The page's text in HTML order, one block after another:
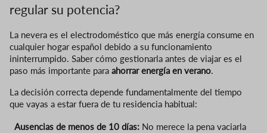
regular su potencia?
La nevera es el electrodoméstico que más energía consume en
cualquier hogar español debido a su funcionamiento
ininterrumpido. Saber cómo gestionarla antes de viajar es el
paso más importante para ahorrar energía en verano.
La decisión correcta depende fundamentalmente del tiempo
que vayas a estar fuera de tu residencia habitual:
Ausencias de menos de 10 días: No merece la pena vaciarla